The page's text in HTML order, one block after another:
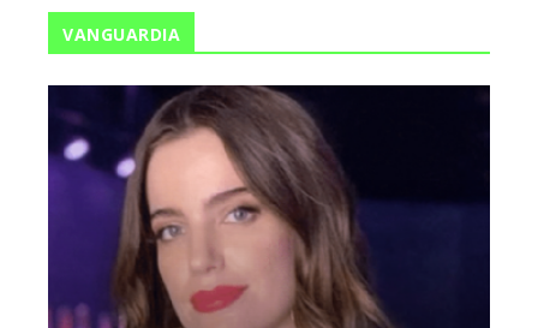
VANGUARDIA